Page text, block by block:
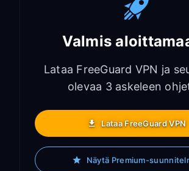
Valmis
Lataa FreeGuard VPN ja
olevaa 3 askeleen
Lataa FreeGuard VPN
Näytä Premium-